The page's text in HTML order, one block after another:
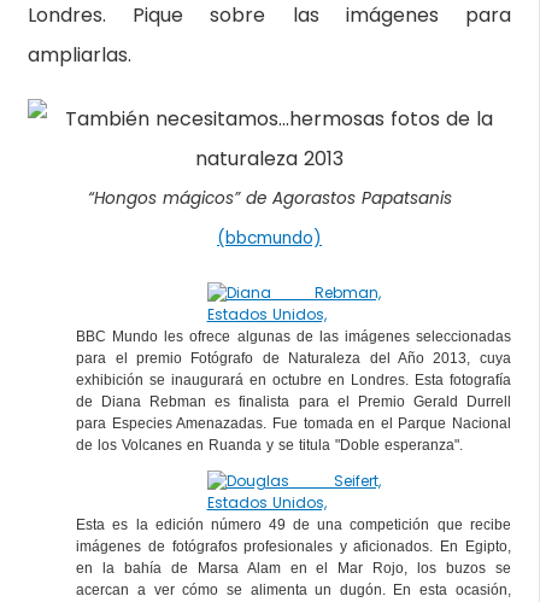
Londres. Pique sobre las imágenes para
ampliarlas.
“Hongos mágicos” de Agorastos Papatsanis
(bbcmundo)
BBC Mundo les ofrece algunas de las imágenes seleccionadas
para el premio Fotógrafo de Naturaleza del Año 2013, cuya
exhibición se inaugurará en octubre en Londres. Esta fotografía
de Diana Rebman es finalista para el Premio Gerald Durrell
para Especies Amenazadas. Fue tomada en el Parque Nacional
de los Volcanes en Ruanda y se titula "Doble esperanza".
Esta es la edición número 49 de una competición que recibe
imágenes de fotógrafos profesionales y aficionados. En Egipto,
en la bahía de Marsa Alam en el Mar Rojo, los buzos se
acercan a ver cómo se alimenta un dugón. En esta ocasión,